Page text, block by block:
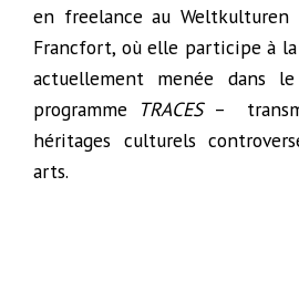
en freelance au Weltkulturen
Francfort, où elle participe à
actuellement menée dans
programme
TRACES–
héritages culturels
arts.